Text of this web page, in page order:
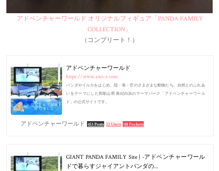
アドベンチャーワールド オリジナルフィギュア「PANDA FAMILY
COLLECTION」
（コンプリート！）
アドベンチャーワールド
https://www.aws-s.com
パンダやイルカをはじめ、陸・海・空のさまざまな動物たち、自然とのふれあ
いをテーマにした和歌山県 南紀白浜のテーマパーク「アドベンチャーワール
ド」の公式サイトです。
アドベンチャーワールド 453 Posts 22 Users 118 Pockets
GIANT PANDA FAMILY Site | -アドベンチャーワール
ドで暮らすジャイアントパンダの...